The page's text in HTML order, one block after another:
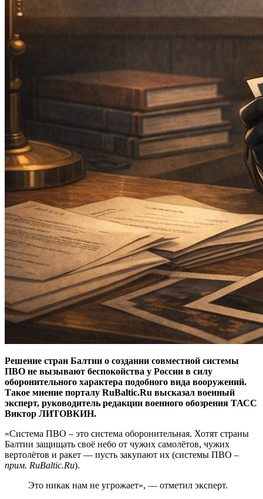
Решение стран Балтии о создании совместной системы
ПВО не вызывают беспокойства у России в силу
оборонительного характера подобного вида вооружений.
Такое мнение порталу RuBaltic.Ru высказал военный
эксперт, руководитель редакции военного обозрения ТАСС
Виктор ЛИТОВКИН.
«Система ПВО – это система оборонительная. Хотят страны
Балтии защищать своё небо от чужих самолётов, чужих
вертолётов и ракет — пусть закупают их (системы ПВО –
прим. RuBaltic.Ru).
Это никак нам не угрожает», — отметил эксперт.